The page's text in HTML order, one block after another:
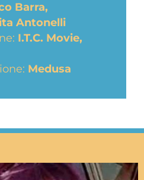
Barra,
Antonelli
I.T.C. Movie,
Medusa